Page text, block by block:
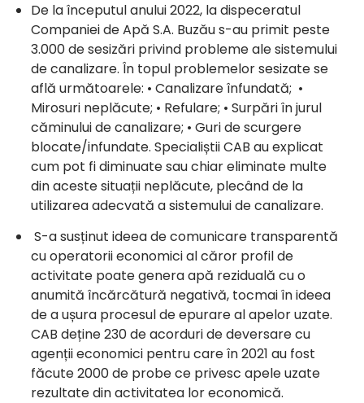
De la începutul anului 2022, la dispeceratul
Companiei de Apă S.A. Buzău s-au primit peste
3.000 de sesizări privind probleme ale sistemului
de canalizare. În topul problemelor sesizate se
află următoarele: • Canalizare înfundată; •
Mirosuri neplăcute; • Refulare; • Surpări în jurul
căminului de canalizare; • Guri de scurgere
blocate/infundate. Specialiștii CAB au explicat
cum pot fi diminuate sau chiar eliminate multe
din aceste situații neplăcute, plecând de la
utilizarea adecvată a sistemului de canalizare.
S-a susținut ideea de comunicare transparentă
cu operatorii economici al căror profil de
activitate poate genera apă reziduală cu o
anumită încărcătură negativă, tocmai în ideea
de a ușura procesul de epurare al apelor uzate.
CAB deține 230 de acorduri de deversare cu
agenții economici pentru care în 2021 au fost
făcute 2000 de probe ce privesc apele uzate
rezultate din activitatea lor economică.